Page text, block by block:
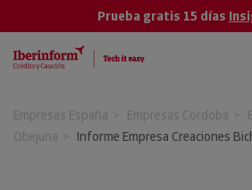
Prueba gratis 15 días
Empresas España Empresas Cordoba
Obejuna
Informe Empresa Creaciones